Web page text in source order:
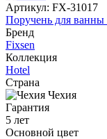
Артикул: FX-31017
Поручень для
Бренд
Fixsen
Коллекция
Hotel
Страна
Чехия
Гарантия
5 лет
Основной цвет